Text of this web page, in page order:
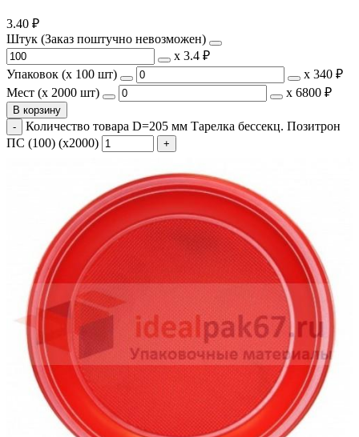
3.40 ₽
Штук (Заказ поштучно невозможен)
х 3.4 ₽
Упаковок (x 100 шт)
х 340 ₽
Мест (x 2000 шт)
х 6800 ₽
В корзину
Количество товара D=205 мм Тарелка бессекц. Позитрон
ПС (100) (х2000)